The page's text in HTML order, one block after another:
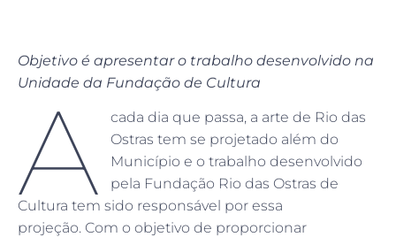
Objetivo é apresentar o trabalho desenvolvido na
Unidade da Fundação de Cultura
A
cada dia que passa, a arte de Rio das
Ostras tem se projetado além do
Município e o trabalho desenvolvido
pela Fundação Rio das Ostras de
Cultura tem sido responsável por essa
projeção. Com o objetivo de proporcionar